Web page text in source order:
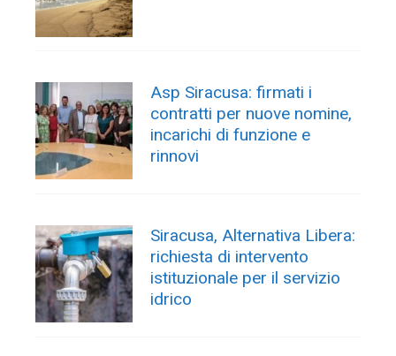
Asp Siracusa: firmati i
contratti per nuove nomine,
incarichi di funzione e
rinnovi
Siracusa, Alternativa Libera:
richiesta di intervento
istituzionale per il servizio
idrico